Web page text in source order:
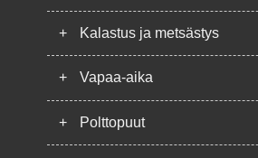
+ Kalastus ja metsästys
+ Vapaa-aika
+ Polttopuut